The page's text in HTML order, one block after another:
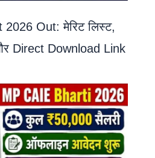
Out: मेरिट लिस्ट,
Direct Download Link